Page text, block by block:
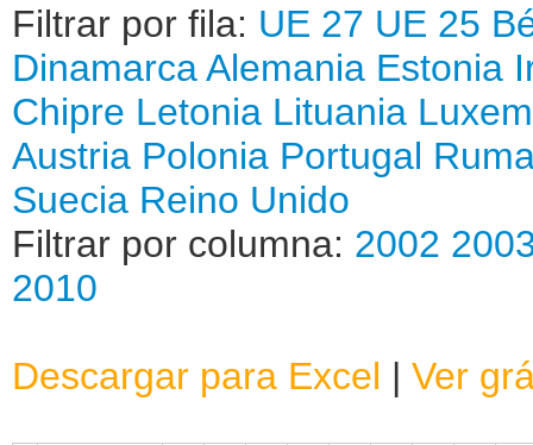
Filtrar por fila: UE 27 UE 25
DinamarcaAlemania Estonia
Chipre Letonia Lituania
Austria Polonia Portugal
Suecia Reino Unido
Filtrar por columna: 2002
2010
Descargar para Excel | Ver